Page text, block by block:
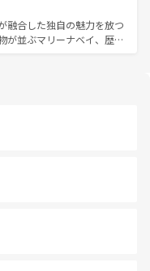
の季節にも異なる楽しみ
イの人々、仏教を中心とし
が、訪れる旅人を魅了し続
。観光スポットが密集し
れるのも魅力。息をのむよ
、香港を存分に楽しみ尽く
融合した独自の魅力を放つ
が並ぶマリーナベイ、歴史
しめる外せないスポット